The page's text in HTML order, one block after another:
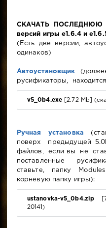
СКАЧАТЬ ПОСЛЕДНЮЮ
версий игры e1.6.4 и
(Есть две версии,
одинаков)
Автоустановщик
русификаторы,
v5_0b4.exe [2.72 Mb]
Ручная установка
поверх предыдущей
файлов, если вы не
поставленные
ставьте, папку
корневую папку игры):
ustanovka-v5_0b4.zip
20141)